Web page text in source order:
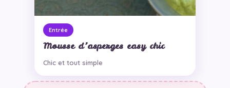
Entrée
Mousse d’asperges easy chic
Chic et tout simple